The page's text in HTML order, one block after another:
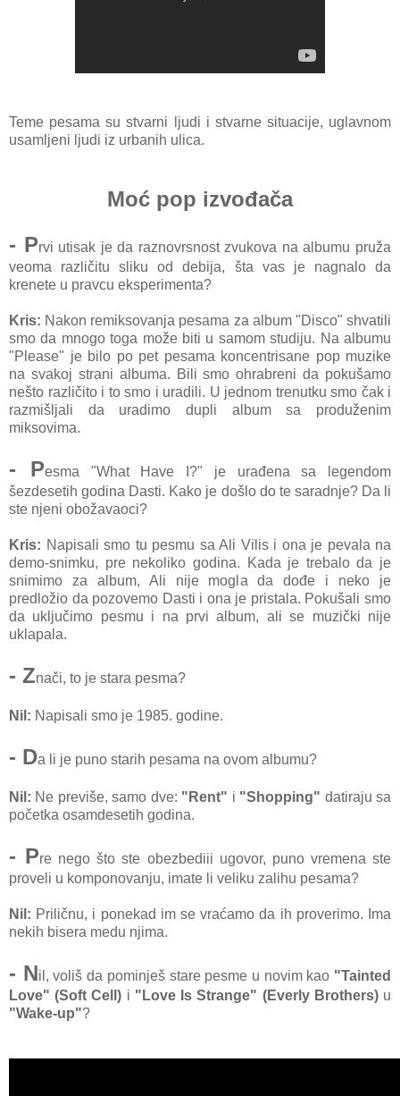
Teme pesama su stvarni ljudi i stvarne situacije, uglavnom
usamljeni ljudi iz urbanih ulica.
Moć pop izvođača
- Prvi utisak je da raznovrsnost zvukova na albumu pruža
veoma različitu sliku od debija, šta vas je nagnalo da
krenete u pravcu eksperimenta?
Kris: Nakon remiksovanja pesama za album "Disco" shvatili
smo da mnogo toga može biti u samom studiju. Na albumu
"Please" je bilo po pet pesama koncentrisane pop muzike
na svakoj strani albuma. Bili smo ohrabreni da pokušamo
nešto različito i to smo i uradili. U jednom trenutku smo čak i
razmišljali da uradimo dupli album sa produženim
miksovima.
- Pesma "What Have I?" je urađena sa legendom
šezdesetih godina Dasti. Kako je došlo do te saradnje? Da li
ste njeni obožavaoci?
Kris: Napisali smo tu pesmu sa Ali Vilis i ona je pevala na
demo-snimku, pre nekoliko godina. Kada je trebalo da je
snimimo za album, Ali nije mogla da dođe i neko je
predložio da pozovemo Dasti i ona je pristala. Pokušali smo
da uključimo pesmu i na prvi album, ali se muzički nije
uklapala.
- Znači, to je stara pesma?
Nil: Napisali smo je 1985. godine.
- Da li je puno starih pesama na ovom albumu?
Nil: Ne previše, samo dve: "Rent" i "Shopping" datiraju sa
početka osamdesetih godina.
- Pre nego što ste obezbediii ugovor, puno vremena ste
proveli u komponovanju, imate li veliku zalihu pesama?
Nil: Priličnu, i ponekad im se vraćamo da ih proverimo. Ima
nekih bisera medu njima.
- Nil, voliš da pominješ stare pesme u novim kao "Tainted
Love" (Soft Cell) i "Love Is Strange" (Everly Brothers)u
"Wake-up"?